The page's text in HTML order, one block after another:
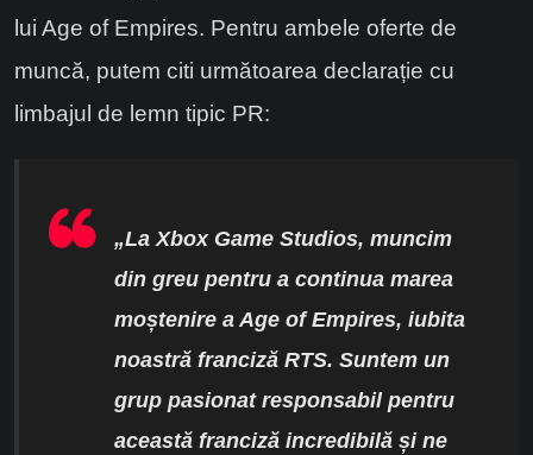
lui Age of Empires. Pentru ambele oferte de
muncă, putem citi următoarea declarație cu
limbajul de lemn tipic PR:
„La Xbox Game Studios, muncim
din greu pentru a continua marea
moștenire a Age of Empires, iubita
noastră franciză RTS. Suntem un
grup pasionat responsabil pentru
această franciză incredibilă și ne